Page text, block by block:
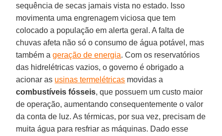
sequência de secas jamais vista no estado. Isso
movimenta uma engrenagem viciosa que tem
colocado a população em alerta geral. A falta de
chuvas afeta não só o consumo de água potável, mas
também ageração de energia. Com os reservatórios
das hidrelétricas vazios, o governo é obrigado a
acionar as usinas termelétricas movidas a
combustíveis fósseis, que possuem um custo maior
de operação, aumentando consequentemente o valor
da conta de luz. As térmicas, por sua vez, precisam de
muita água para resfriar as máquinas. Dado esse